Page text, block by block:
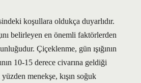
koşullara oldukça duyarlıdır.
belirleyen en önemli faktörlerden
Çiçeklenme, gün ışığının
10-15 derece civarına geldiği
menekşe, kışın soğuk